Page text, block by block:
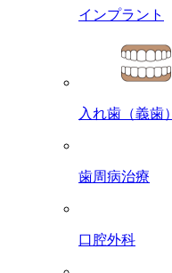
インプラント
入れ歯（義歯）
歯周病治療
口腔外科